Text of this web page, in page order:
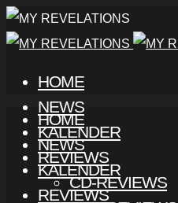
HOME
NEWS
KALENDER
REVIEWS
CD-REVIEWS
HOME
NEWS
KALENDER
REVIEWS